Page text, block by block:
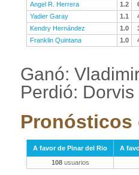
Angel R. Herrera
1.2
Yadier Garay
1.1
Kendry Hernández
1.0
Franklin Quintana
1.0
Ganó:
Perdió:
Pronósticos
A favor de Pinar del Rio
A
108usuarios